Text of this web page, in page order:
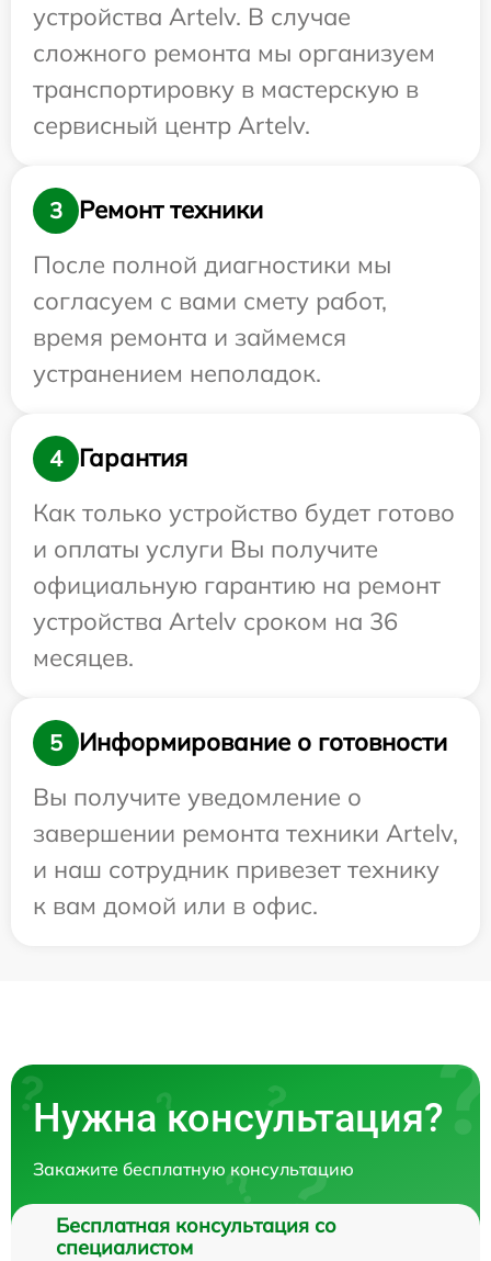
устройства Artelv. В случае
сложного ремонта мы организуем
транспортировку в мастерскую в
сервисный центр Artelv.
3
Ремонт техники
После полной диагностики мы
согласуем с вами смету работ,
время ремонта и займемся
устранением неполадок.
4
Гарантия
Как только устройство будет готово
и оплаты услуги Вы получите
официальную гарантию на ремонт
устройства Artelv сроком на 36
месяцев.
5
Информирование о готовности
Вы получите уведомление о
завершении ремонта техники Artelv,
и наш сотрудник привезет технику
к вам домой или в офис.
Нужна консультация?
Закажите бесплатную консультацию
Бесплатная консультация со
специалистом